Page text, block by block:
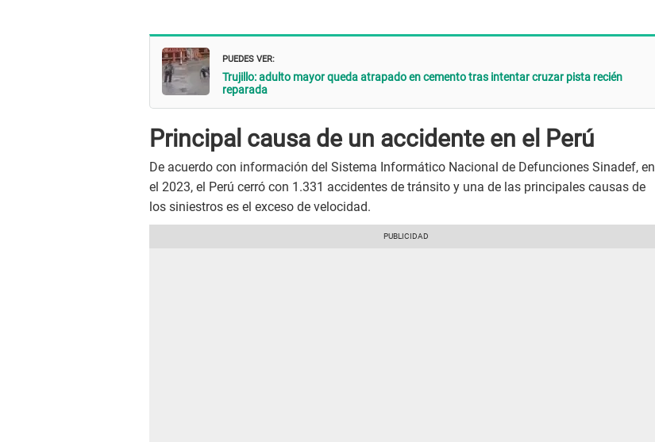
PUEDES VER:
Trujillo: adulto mayor queda atrapado en cemento tras intentar cruzar pista recién
reparada
Principal causa de un accidente en el Perú
De acuerdo con información del Sistema Informático Nacional de Defunciones Sinadef, en
el 2023, el Perú cerró con 1.331 accidentes de tránsito y una de las principales causas de
los siniestros es el exceso de velocidad.